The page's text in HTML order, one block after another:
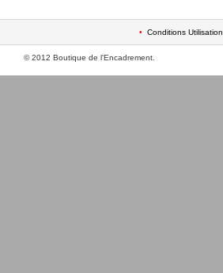
• Conditions Utilisation
© 2012 Boutique de l'Encadrement.